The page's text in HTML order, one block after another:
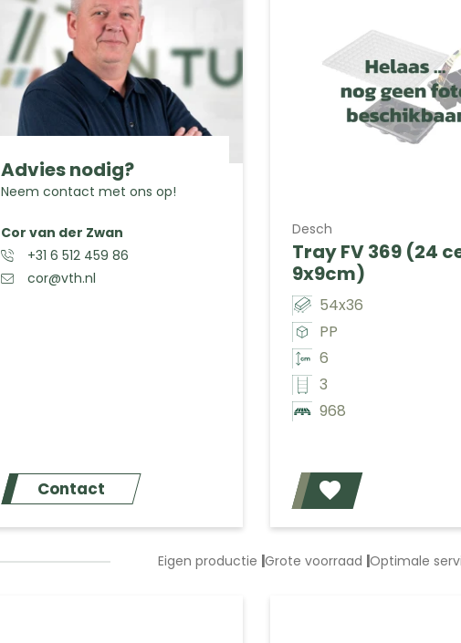
Advies nodig?
Neem contact met ons op!
Cor van der Zwan
+31 6 512 459 86
cor@vth.nl
Contact
Desch
Tray FV 369 (24
9x9cm)
54x36
PP
6
3
968
Eigen productie |Grote voorraad |Optimale